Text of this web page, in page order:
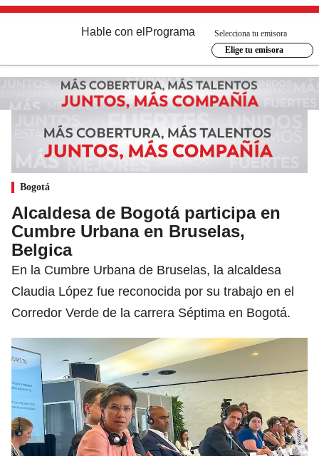
Hable con el Programa
Selecciona tu emisora
Elige tu emisora
Bogotá
Alcaldesa de Bogotá participa en
Cumbre Urbana en Bruselas,
Belgica
En la Cumbre Urbana de Bruselas, la alcaldesa
Claudia López fue reconocida por su trabajo en el
Corredor Verde de la carrera Séptima en Bogotá.